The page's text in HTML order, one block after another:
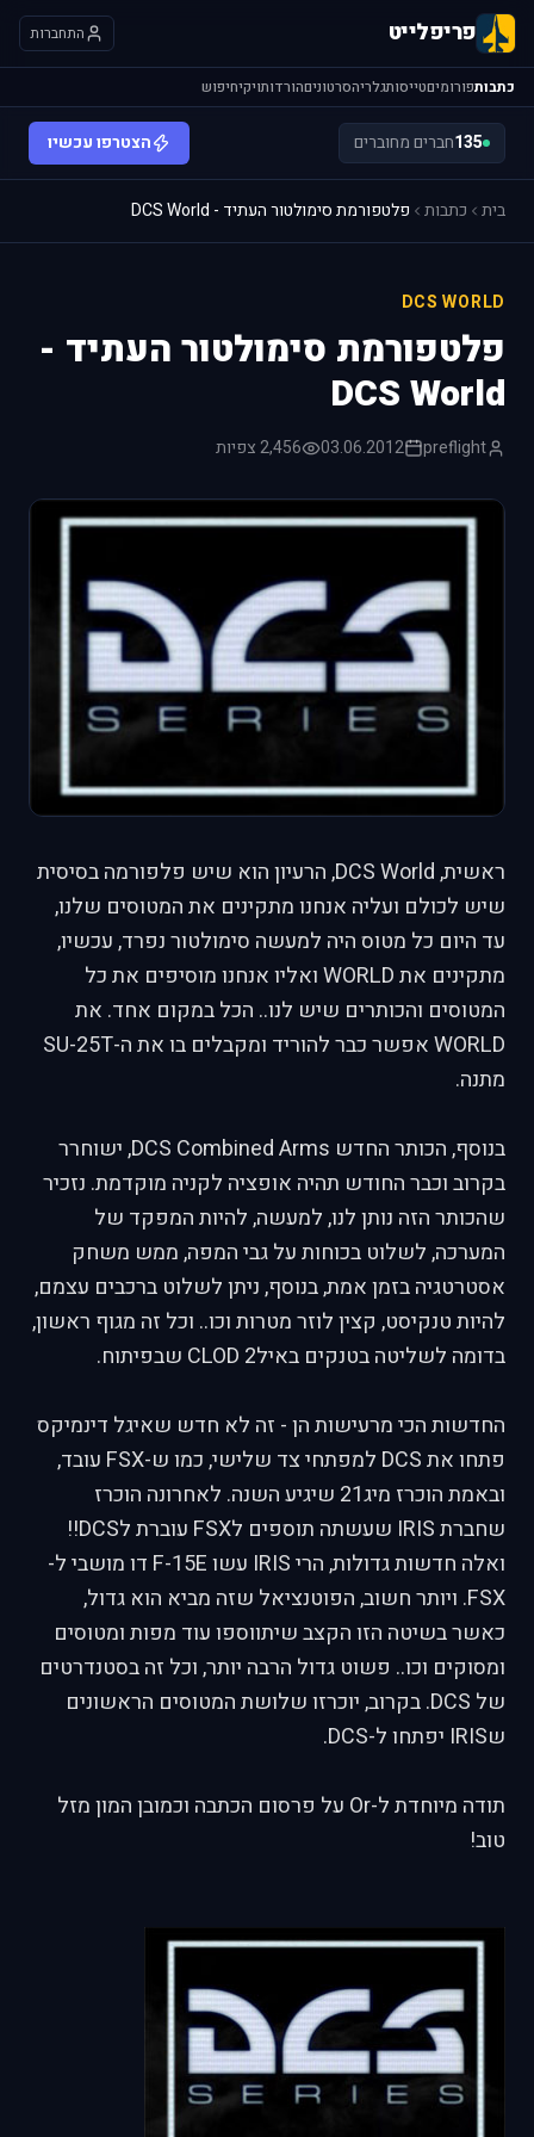
פריפלייט התחברות
כתבותפורומיםטייסותגלריהסרטוניםהורדותויקיחיפוש
135חברים מחוברים הצטרפו עכשיו
בית כתבות פלטפורמת סימולטור העתיד - DCS World
DCS WORLD
פלטפורמת סימולטור העתיד -
DCS World
preflight
03.06.2012 2,456 צפיות
ראשית, DCS World, הרעיון הוא שיש פלפורמה בסיסית
שיש לכולם ועליה אנחנו מתקינים את המטוסים שלנו,
עד היום כל מטוס היה למעשה סימולטור נפרד, עכשיו,
מתקינים את WORLD ואליו אנחנו מוסיפים את כל
המטוסים והכותרים שיש לנו.. הכל במקום אחד. את
WORLD אפשר כבר להוריד ומקבלים בו את ה-SU-25T
מתנה.
בנוסף, הכותר החדש DCS Combined Arms, ישוחרר
בקרוב וכבר החודש תהיה אופציה לקניה מוקדמת. נזכיר
שהכותר הזה נותן לנו, למעשה, להיות המפקד של
המערכה, לשלוט בכוחות על גבי המפה, ממש משחק
אסטרטגיה בזמן אמת, בנוסף, ניתן לשלוט ברכבים עצמם,
להיות טנקיסט, קצין לוזר מטרות וכו.. וכל זה מגוף ראשון,
בדומה לשליטה בטנקים באיל2 CLOD שבפיתוח.
החדשות הכי מרעישות הן - זה לא חדש שאיגל דינמיקס
פתחו את DCS למפתחי צד שלישי, כמו ש-FSX עובד,
ובאמת הוכרז מיג21 שיגיע השנה. לאחרונה הוכרז
שחברת IRIS שעשתה תוספים לFSX עוברת לDCS!!
ואלה חדשות גדולות, הרי IRIS עשו F-15E דו מושבי ל-
FSX. ויותר חשוב, הפוטנציאל שזה מביא הוא גדול,
כאשר בשיטה הזו הקצב שיתווספו עוד מפות ומטוסים
ומסוקים וכו.. פשוט גדול הרבה יותר, וכל זה בסטנדרטים
של DCS. בקרוב, יוכרזו שלושת המטוסים הראשונים
שIRIS יפתחו ל-DCS.
תודה מיוחדת ל-Or על פרסום הכתבה וכמובן המון מזל
טוב!